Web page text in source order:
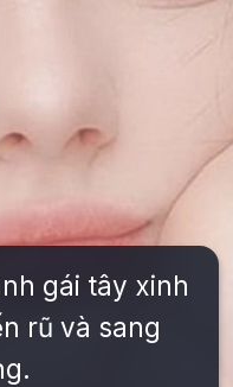
gái tây xinh
rũ và sang